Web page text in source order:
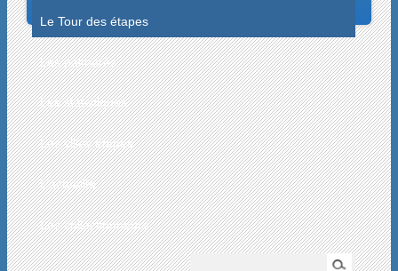
Le Tour des étapes
Les palmarès
Les statistiques
Les villes étapes
L’actualité
Les collectionneurs